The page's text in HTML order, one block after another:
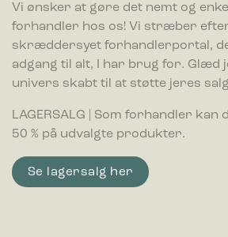
Vi ønsker at gøre det nemt og
forhandler hos os! Vi stræber
skræddersyet forhandlerportal,
adgang til alt, I har brug for. Glæd
univers skabt til at støtte jeres
LAGERSALG | Som forhandler kan
50 % på udvalgte produkter.
Se lagersalg her